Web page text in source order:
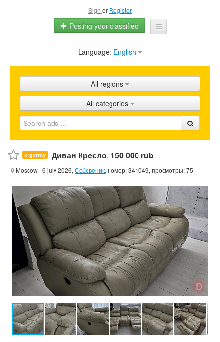
Sign or Register
Posting your classified
Home
Shops
Promotion
FAQ
Blog
Language: English
All regions
All categories
urgently Диван Кресло, 150 000 rub
Moscow | 6 july 2026, Собсвеник, номер: 341049, просмотры: 75